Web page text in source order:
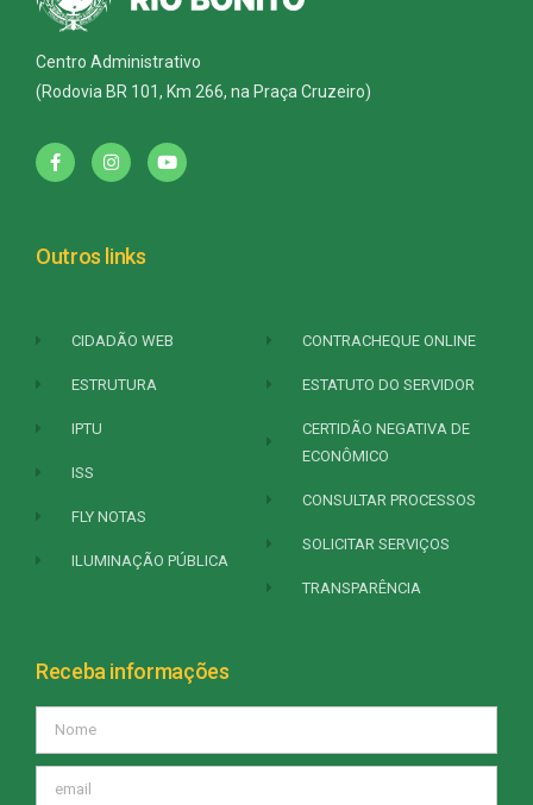
Centro Administrativo
(Rodovia BR 101, Km 266, na Praça Cruzeiro)
Outros links
CIDADÃO WEB
ESTRUTURA
IPTU
ISS
FLY NOTAS
ILUMINAÇÃO PÚBLICA
CONTRACHEQUE ONLINE
ESTATUTO DO SERVIDOR
CERTIDÃO NEGATIVA DE
ECONÔMICO
CONSULTAR PROCESSOS
SOLICITAR SERVIÇOS
TRANSPARÊNCIA
Receba informações